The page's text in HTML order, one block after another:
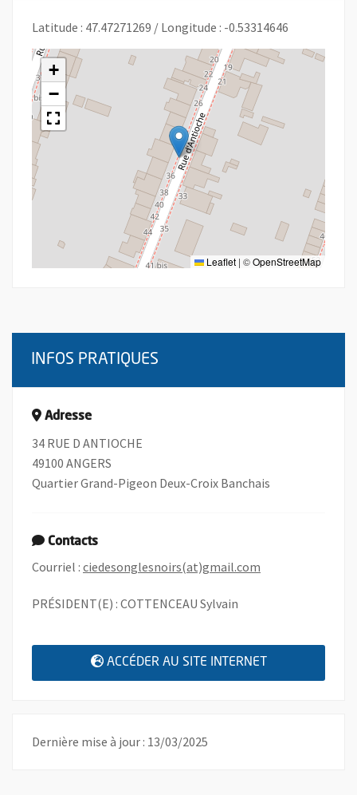
Latitude : 47.47271269 / Longitude : -0.53314646
+
−
Leaflet | ©OpenStreetMap
INFOS PRATIQUES
Adresse
34 RUE D ANTIOCHE
49100 ANGERS
Quartier Grand-Pigeon Deux-Croix Banchais
Contacts
Courriel : ciedesonglesnoirs(at)gmail.com
PRÉSIDENT(E) : COTTENCEAU Sylvain
ACCÉDER AU SITE INTERNET , OUVRE UNE
Dernière mise à jour : 13/03/2025